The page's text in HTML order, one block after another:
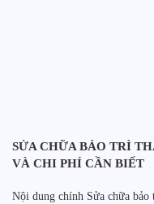
SỬA CHỮA BẢO TRÌ
VÀ CHI PHÍ CẦN BIẾT
Nội dung chính Sửa chữa